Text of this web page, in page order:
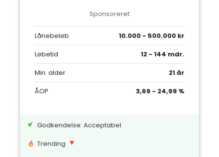
Sponsoreret
Lånebeløb
10.000 - 500.000 kr
Løbetid
12 - 144 mdr.
Min. alder
21 år
ÅOP
3,69 - 24,99 %
Godkendelse: Acceptabel
Trending